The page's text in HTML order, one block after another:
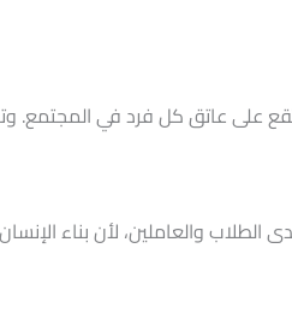
على عاتق كل فرد في المجتمع.
والعاملين، لأن بناء الإنسان